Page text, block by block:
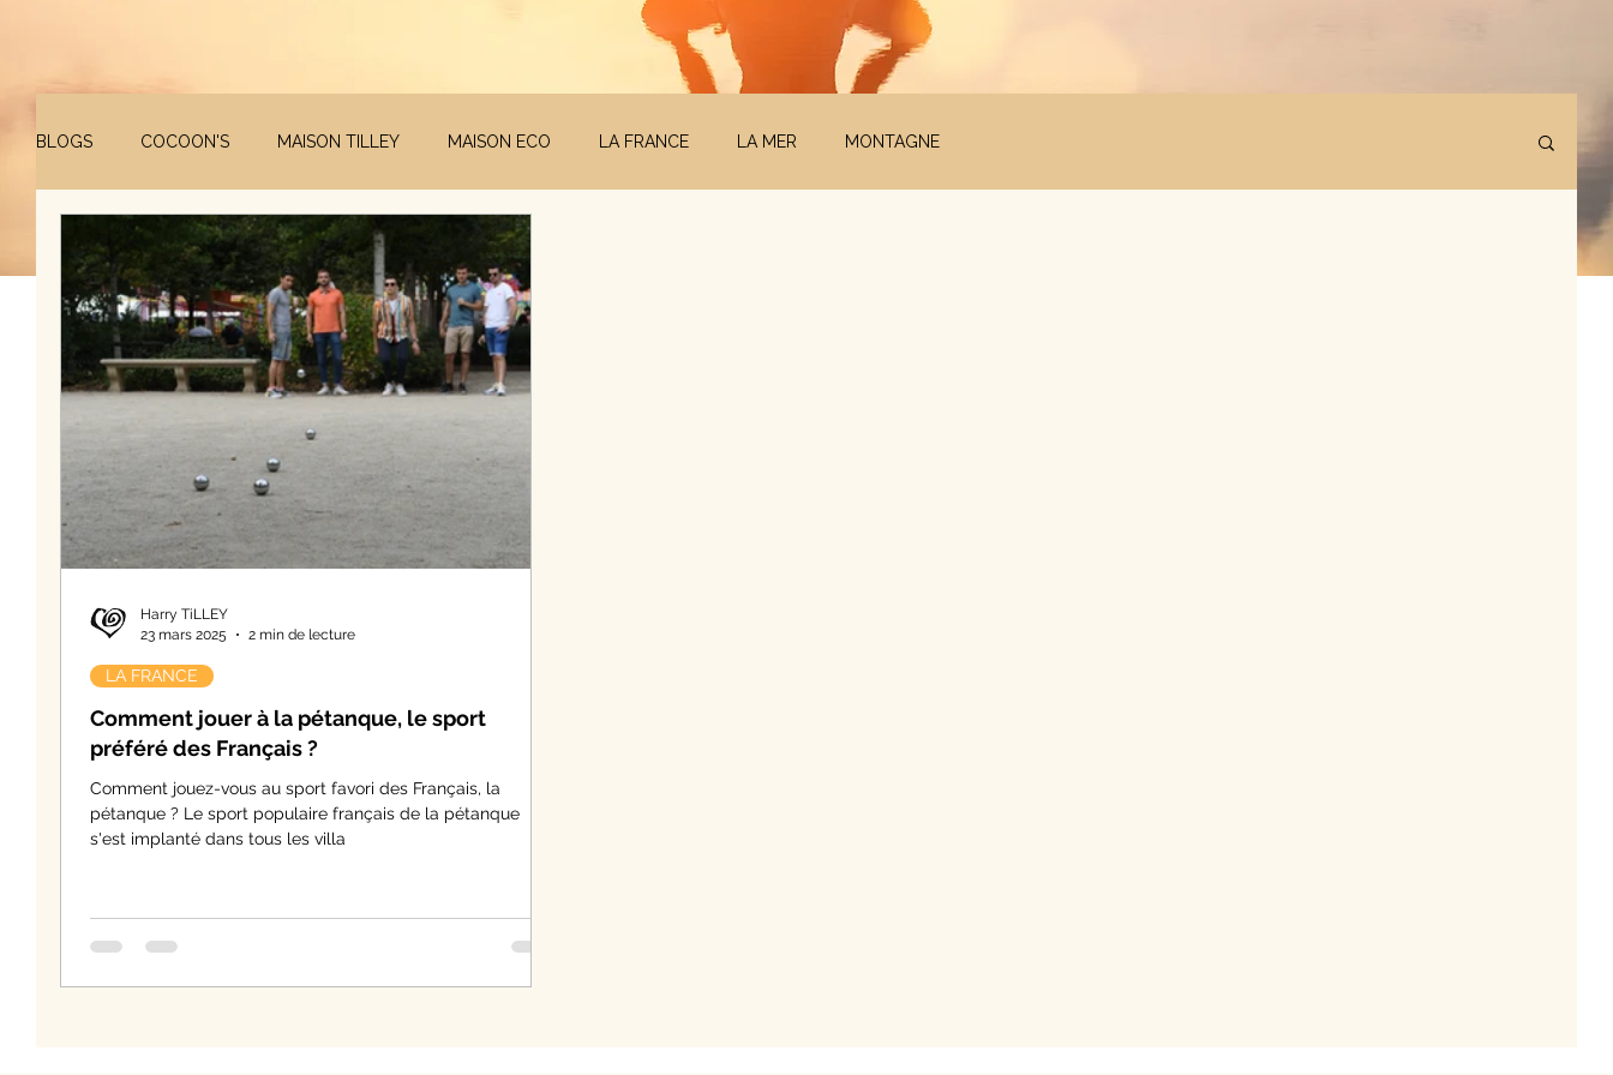
BLOGS COCOON'S MAISON TILLEY MAISON ECO LA FRANCE LA MER MONTAGNE
Comment jouer à la pétanque, le sport
préféré des Français ?
Comment jouez-vous au sport favori des Français, la
pétanque ? Le sport populaire français de la pétanque
s'est implanté dans tous les villa
LA FRANCE
Harry TiLLEY
23 mars 2025
2 min de lecture